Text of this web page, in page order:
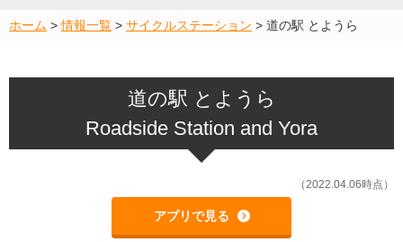
ホーム >情報一覧 > サイクルステーション > 道の駅 とようら
道の駅 とようら
Roadside Station and Yora
（2022.04.06時点）
アプリで見る